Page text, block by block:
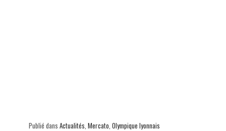
Publié dans Actualités Mercato Olympique lyonnais